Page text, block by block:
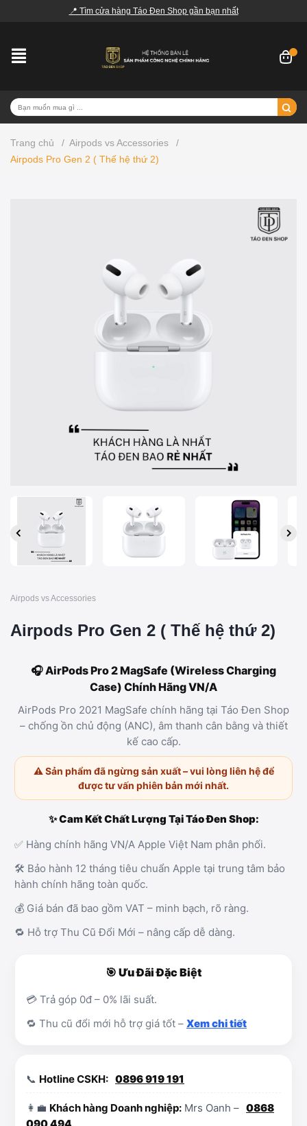
📍 Tìm cửa hàng Táo Đen Shop gần bạn nhất
Trang chủ / Airpods vs Accessories
/
Airpods Pro Gen 2 ( Thế hệ thứ 2)
Airpods vs Accessories
Airpods Pro Gen 2 ( Thế hệ thứ 2)
🎧 AirPods Pro 2 MagSafe (Wireless Charging
Case) Chính Hãng VN/A
AirPods Pro 2021 MagSafe chính hãng tại Táo Đen Shop
– chống ồn chủ động (ANC), âm thanh cân bằng và thiết
kế cao cấp.
⚠️ Sản phẩm đã ngừng sản xuất – vui lòng liên hệ để
được tư vấn phiên bản mới nhất.
✨ Cam Kết Chất Lượng Tại Táo Đen Shop:
✅ Hàng chính hãng VN/A Apple Việt Nam phân phối.
🛠️ Bảo hành 12 tháng tiêu chuẩn Apple tại trung tâm bảo
hành chính hãng toàn quốc.
💰 Giá bán đã bao gồm VAT – minh bạch, rõ ràng.
🔁 Hỗ trợ Thu Cũ Đổi Mới – nâng cấp dễ dàng.
🎯 Ưu Đãi Đặc Biệt
💳 Trả góp 0đ – 0% lãi suất.
🔁 Thu cũ đổi mới hỗ trợ giá tốt – Xem chi tiết
📞 Hotline CSKH: 0896 919 191
👩‍💼 Khách hàng Doanh nghiệp: Mrs Oanh – 0868